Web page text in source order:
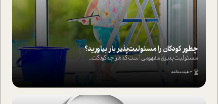
چطور کودکان را مسئولیت‌پذیر بار بیاورید؟
مسئولیت پذیری مفهومی ا ست که هر چه کودکت...
4 دقیقه مطالعه